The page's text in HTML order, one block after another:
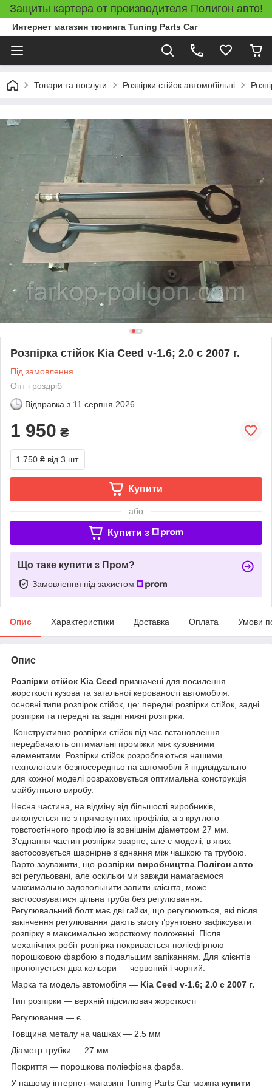
Защиты картера от производителя Полигон авто!
Интернет магазин тюнинга Tuning Parts Car
Товари та послуги Розпірки стійок автомобільні
Розпірка стійок Kia Ceed v-1.6; 2.0 с 2007 г.
Під замовлення
Опт і роздріб
Відправка з 11 серпня 2026
1 950 ₴
1 750 ₴ від 3 шт.
Купити
або
Купити з
Що таке купити з Пром?
Замовлення під захистом
Опис Характеристики Доставка Оплата Умови
Опис
Розпірки стійок Kia Ceed призначені для посилення
жорсткості кузова та загальної керованості автомобіля.
основні типи розпірок стійок, це: передні розпірки стійок, задні
розпірки та передні та задні нижні розпірки.
Конструктивно розпірки стійок під час встановлення
передбачають оптимальні проміжки між кузовними
елементами. Розпірки стійок розробляються нашими
технологами безпосередньо на автомобілі й індивідуально
для кожної моделі розраховується оптимальна конструкція
майбутнього виробу.
Несна частина, на відміну від більшості виробників,
виконується не з прямокутних профілів, а з круглого
товстостінного профілю із зовнішнім діаметром 27 мм.
З'єднання частин розпірки зварне, але є моделі, в яких
застосовується шарнірне з'єднання між чашкою та трубою.
Варто зауважити, що розпірки виробництва Полігон авто
всі регульовані, але оскільки ми завжди намагаємося
максимально задовольнити запити клієнта, може
застосовуватися цільна труба без регулювання.
Регулювальний болт має дві гайки, що регулюються, які після
закінчення регулювання дають змогу ґрунтовно зафіксувати
розпірку в максимально жорсткому положенні. Після
механічних робіт розпірка покривається поліефірною
порошковою фарбою з подальшим запіканням. Для клієнтів
пропонується два кольори — червоний і чорний.
Марка та модель автомобіля — Kia Ceed v-1.6; 2.0 с 2007 г.
Тип розпірки — верхній підсилювач жорсткості
Регулювання — є
Товщина металу на чашках — 2.5 мм
Діаметр трубки — 27 мм
Покриття — порошкова поліефірна фарба.
У нашому інтернет-магазині Tuning Parts Car можна купити